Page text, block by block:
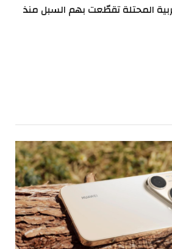
المحتلة تقطّعت بهم السبل منذ